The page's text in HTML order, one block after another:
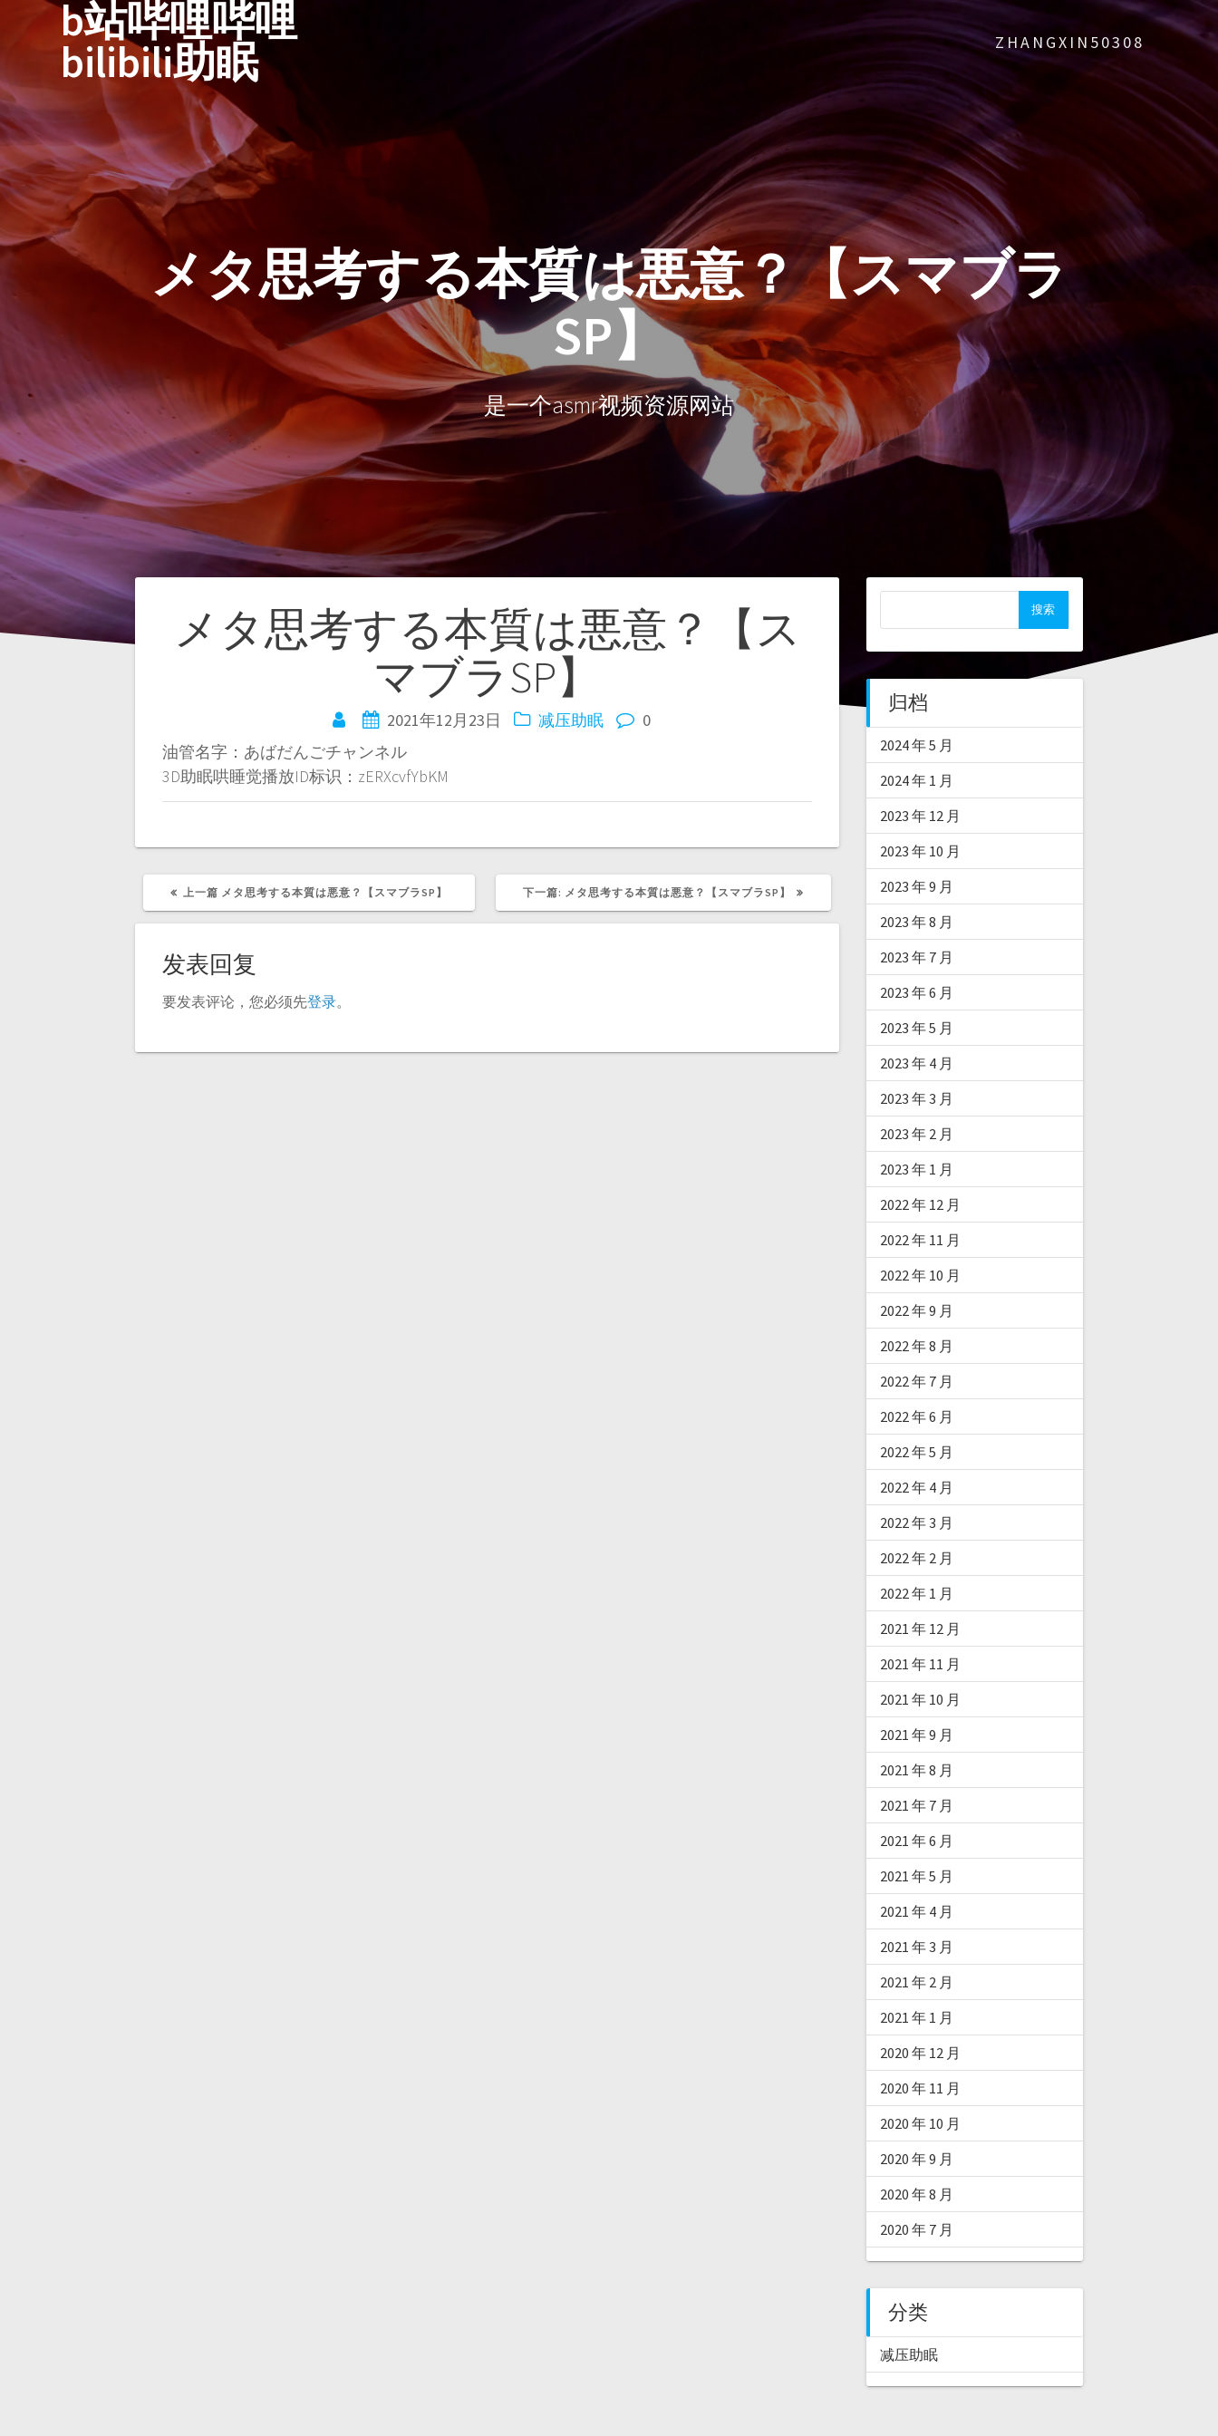
b站哔哩哔哩
bilibili助眠 ZHANGXIN50308
メタ思考する本質は悪意？【スマブラ
SP】
是一个asmr视频资源网站
メタ思考する本質は悪意？【ス
マブラSP】
2021年12月23日 减压助眠
0
油管名字：あばだんごチャンネル
3D助眠哄睡觉播放ID标识：zERXcvfYbKM
文
航
上一篇 上
メタ思考する本質は悪意？【スマブラSP】 下一篇: 下
メタ思考する本質は悪意？【スマブラSP】
发表回复
要发表评论，您必须先登录。
归档
2024 年 5 月
2024 年 1 月
2023 年 12 月
2023 年 10 月
2023 年 9 月
2023 年 8 月
2023 年 7 月
2023 年 6 月
2023 年 5 月
2023 年 4 月
2023 年 3 月
2023 年 2 月
2023 年 1 月
2022 年 12 月
2022 年 11 月
2022 年 10 月
2022 年 9 月
2022 年 8 月
2022 年 7 月
2022 年 6 月
2022 年 5 月
2022 年 4 月
2022 年 3 月
2022 年 2 月
2022 年 1 月
2021 年 12 月
2021 年 11 月
2021 年 10 月
2021 年 9 月
2021 年 8 月
2021 年 7 月
2021 年 6 月
2021 年 5 月
2021 年 4 月
2021 年 3 月
2021 年 2 月
2021 年 1 月
2020 年 12 月
2020 年 11 月
2020 年 10 月
2020 年 9 月
2020 年 8 月
2020 年 7 月
分类
减压助眠